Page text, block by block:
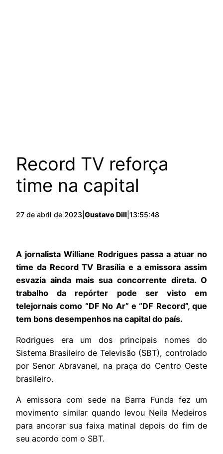
Record TV reforça
time na capital
27 de abril de 2023 Gustavo Dill 13:55:48
A jornalista Williane Rodrigues passa a atuar no
time da Record TV Brasília e a emissora assim
esvazia ainda mais sua concorrente direta. O
trabalho da repórter pode ser visto em
telejornais como “DF No Ar” e “DF Record”, que
tem bons desempenhos na capital do país.
Rodrigues era um dos principais nomes do
Sistema Brasileiro de Televisão (SBT), controlado
por Senor Abravanel, na praça do Centro Oeste
brasileiro.
A emissora com sede na Barra Funda fez um
movimento similar quando levou Neila Medeiros
para ancorar sua faixa matinal depois do fim de
seu acordo com o SBT.